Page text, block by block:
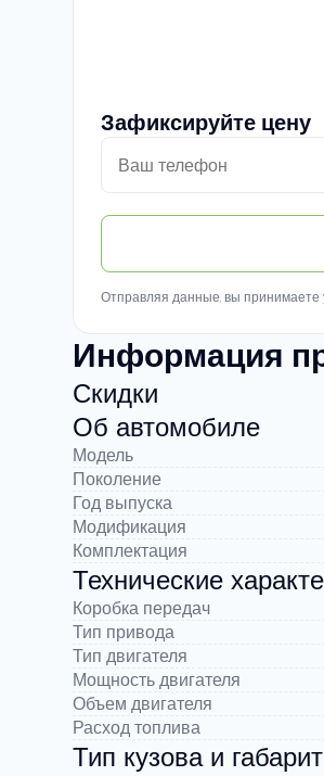
Информация
Скидки
Об автомобиле
Модель
Поколение
Год выпуска
Модификация
Комплектация
Технические
Коробка передач
Тип привода
Тип двигателя
Мощность двигателя
Объем двигателя
Расход топлива
Тип кузова и
Зафиксируйте цену
Отправляя данные, вы принимаете